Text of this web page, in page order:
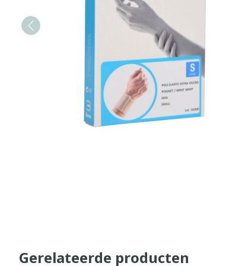
Gerelateerde producten